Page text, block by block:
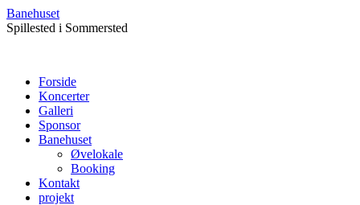
Banehuset
Spillested i Sommersted
Forside
Koncerter
Galleri
Sponsor
Banehuset
Øvelokale
Booking
Kontakt
projekt